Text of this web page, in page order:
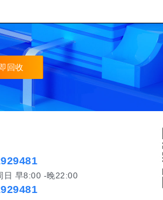
回收
日 早8:00 -晚22:00